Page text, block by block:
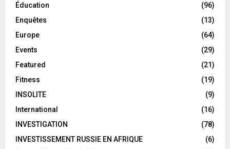
Éducation
(96)
Enquêtes
(13)
Europe
(64)
Events
(29)
Featured
(21)
Fitness
(19)
INSOLITE
(9)
International
(16)
INVESTIGATION
(78)
INVESTISSEMENT RUSSIE EN AFRIQUE
(6)